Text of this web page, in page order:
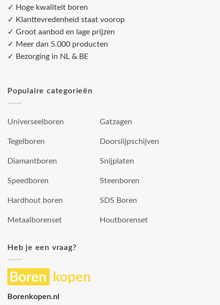
✓ Hoge kwaliteit boren
✓ Klanttevredenheid staat voorop
✓ Groot aanbod en lage prijzen
✓ Meer dan 5.000 producten
✓ Bezorging in NL & BE
Populaire categorieën
Universeelboren
Tegelboren
Diamantboren
Speedboren
Hardhout boren
Metaalborenset
Gatzagen
Doorslijpschijven
Snijplaten
Steenboren
SDS Boren
Houtborenset
Heb je een vraag?
Borenkopen.nl